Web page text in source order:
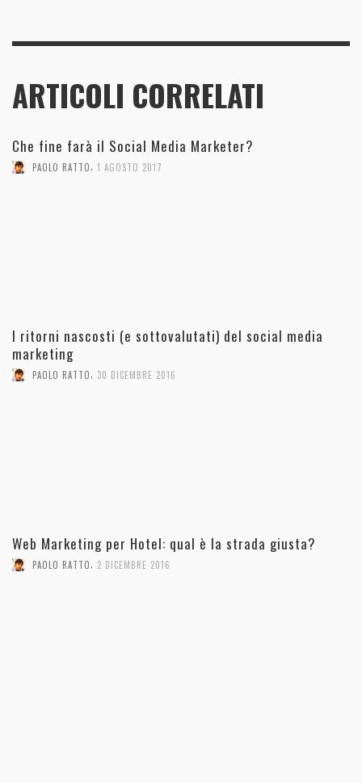
ARTICOLI CORRELATI
Che fine farà il Social Media Marketer?
PAOLO RATTO, 1 AGOSTO 2017
I ritorni nascosti (e sottovalutati) del social media
marketing
PAOLO RATTO, 30 DICEMBRE 2016
Web Marketing per Hotel: qual è la strada giusta?
PAOLO RATTO 2 DICEMBRE 2016